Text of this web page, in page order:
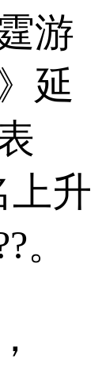
游
延
上升
。